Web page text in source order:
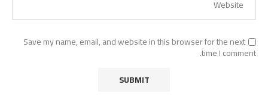
Save my name, email, and website in this browser for the next
time I comment.